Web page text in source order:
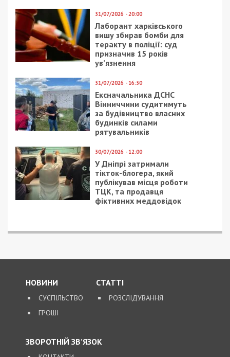
5/08/2026 - 13:24
У Хмельницькому директора мовної школи
підозрюють у розбещенні учениць
військовим втекти зі
організовану групу
4/08/2026 - 16:30
ДТП, у якій загинула 6-
річна дівчинка